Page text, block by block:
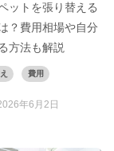
ットを張り替える
？費用相場や自分
方法も解説
費用
年6月2日